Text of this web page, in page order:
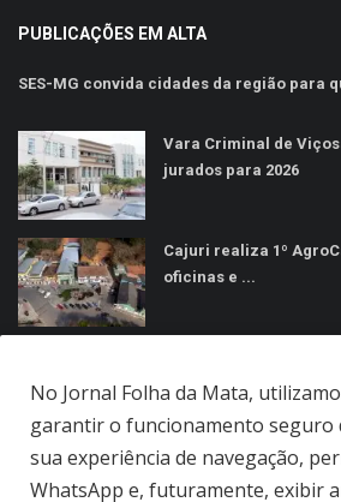
PUBLICAÇÕES EM ALTA
SES-MG convida cidades da região para
Vara Criminal de
jurados para 2026
Cajuri realiza 1º
oficinas e ...
No Jornal Folha da Mata,
garantir o funcionamento seguro
sua experiência de navegação,
WhatsApp e, futuramente, exibir